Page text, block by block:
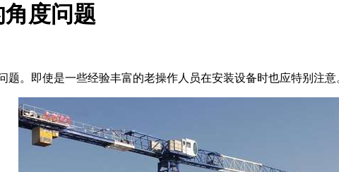
度问题
题。即使是一些经验丰富的老操作人员在安装设备时也应特别注意